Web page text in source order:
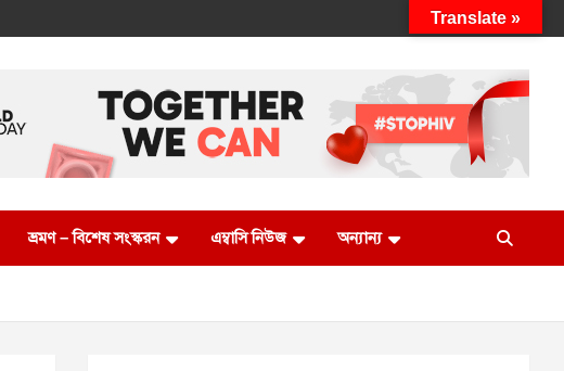
ভ্রমণ – বিশেষ সংস্করন এম্বাসি নিউজ অন্যান্য
Translate »